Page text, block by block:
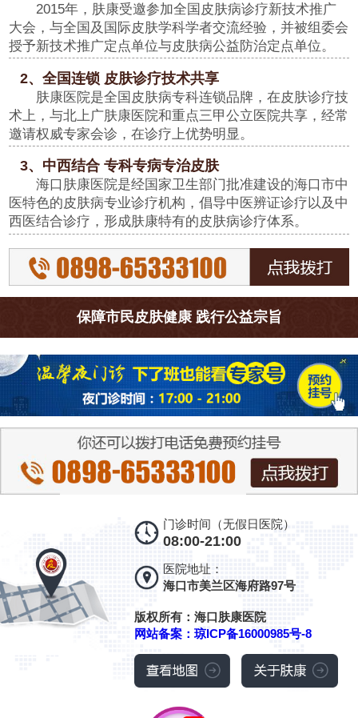
2015年，肤康受邀参加全国皮肤病诊疗新技术推广
大会，与全国及国际皮肤学科学者交流经验，并被组委会
授予新技术推广定点单位与皮肤病公益防治定点单位。
2、全国连锁 皮肤诊疗技术共享
肤康医院是全国皮肤病专科连锁品牌，在皮肤诊疗技
术上，与北上广肤康医院和重点三甲公立医院共享，经常
邀请权威专家会诊，在诊疗上优势明显。
3、中西结合 专科专病专治皮肤
海口肤康医院是经国家卫生部门批准建设的海口市中
医特色的皮肤病专业诊疗机构，倡导中医辨证诊疗以及中
西医结合诊疗，形成肤康特有的皮肤病诊疗体系。
保障市民皮肤健康 践行公益宗旨
门诊时间（无假日医院）
08:00-21:00
医院地址：
海口市美兰区海府路97号
版权所有：海口肤康医院
网站备案：琼ICP备16000985号-8